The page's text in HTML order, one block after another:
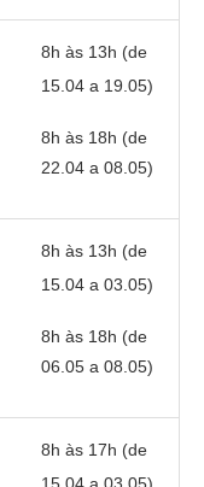
8h às 13h (de
15.04 a 19.05)
8h às 18h (de
22.04 a 08.05)
8h às 13h (de
15.04 a 03.05)
8h às 18h (de
06.05 a 08.05)
8h às 17h (de